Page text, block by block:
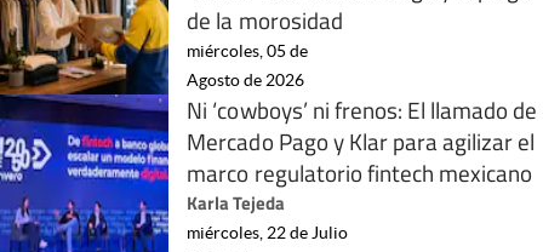
de la morosidad
miércoles, 05 de
Agosto de 2026
Ni ‘cowboys’ ni frenos: El llamado de
Mercado Pago y Klar para agilizar el
marco regulatorio fintech mexicano
Karla Tejeda
miércoles, 22 de Julio